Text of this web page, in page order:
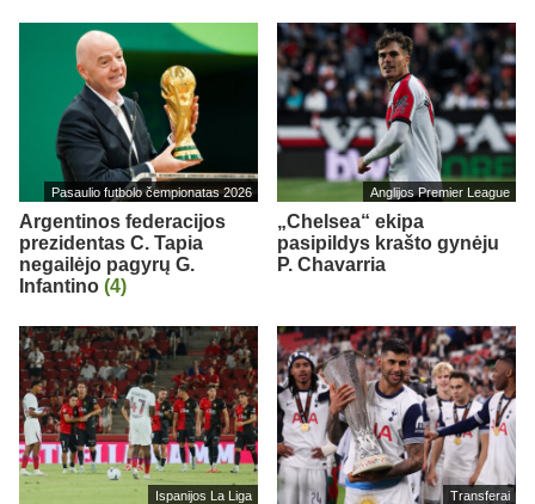
Pasaulio futbolo čempionatas 2026
Argentinos federacijos
prezidentas C. Tapia
negailėjo pagyrų G.
Infantino (4)
Anglijos Premier League
„Chelsea“ ekipa
pasipildys krašto gynėju
P. Chavarria
Ispanijos La Liga Transferai